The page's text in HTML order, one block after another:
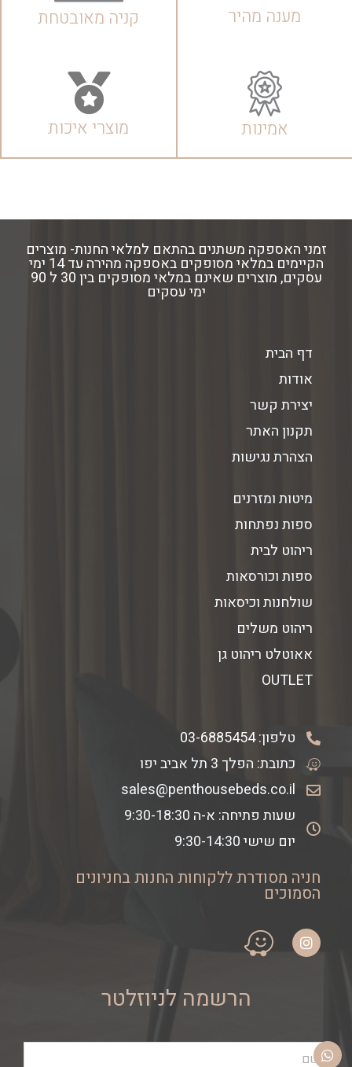
מענה מהיר קניה מאובטחת
אמינות מוצרי איכות
זמני האספקה משתנים בהתאם למלאי החנות- מוצרים
הקיימים במלאי מסופקים באספקה מהירה עד 14 ימי
עסקים, מוצרים שאינם במלאי מסופקים בין 30 ל 90
ימי עסקים
דף הבית
אודות
יצירת קשר
תקנון האתר
הצהרת נגישות
מיטות ומזרנים
ספות נפתחות
ריהוט לבית
ספות וכורסאות
שולחנות וכיסאות
ריהוט משלים
אאוטלט ריהוט גן
OUTLET
טלפון:03-6885454
כתובת: הפלך 3 תל אביב יפו
sales@penthousebeds.co.il
שעות פתיחה: א-ה 9:30-18:30
יום שישי 9:30-14:30
חניה מסודרת ללקוחות החנות בחניונים
הסמוכים
הרשמה לניוזלטר